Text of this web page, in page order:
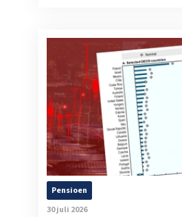
Pensioen
30 juli 2026